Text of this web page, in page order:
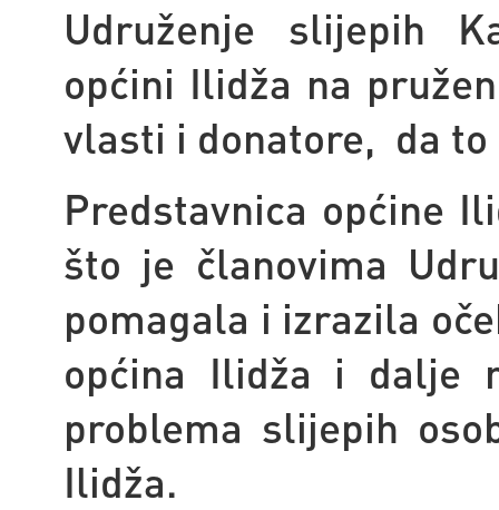
Udruženje slijepih
općini Ilidža na
vlasti i donatore, da to
Predstavnica općine
što je članovima
pomagala i izrazila
općina Ilidža i dalje
problema slijepih
Ilidža.